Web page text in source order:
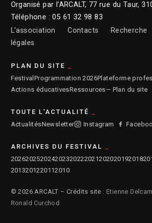
Organisé par l’ARCALT, 77 rue du Taur,
Téléphone : 05 61 32 98 83
L’association
Contacts Recherche
légales
PLAN DU SITE
Festival Programmation 2026Plateforme
Actions éducativesRessources— Plan du site
TOUTE L'ACTUALITÉ
ActualitésNewsletter Instagram
ARCHIVES DU FESTIVAL
202620252024202320222021202020192018
2013201220112010
© 2026 ARCALT – Crédits site : Etienne
Ronald Curchod